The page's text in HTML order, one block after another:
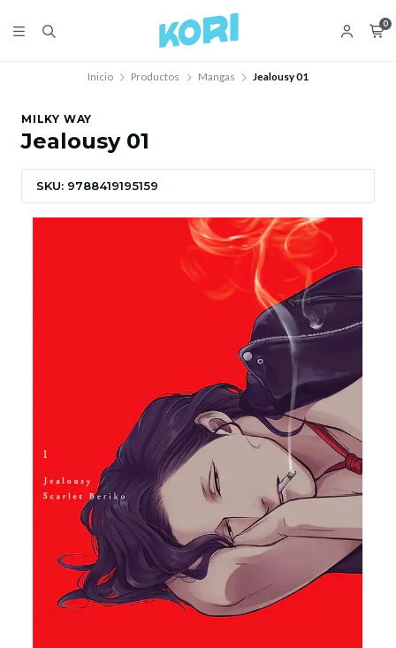
0
Inicio Productos Mangas Jealousy 01
MILKY WAY
Jealousy 01
SKU: 9788419195159